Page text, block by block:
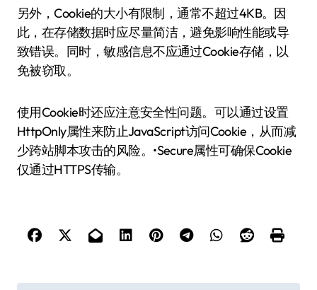
另外，Cookie的大小有限制，通常不超过4KB。因
此，在存储数据时应尽量简洁，避免影响性能或导
致错误。同时，敏感信息不应通过Cookie存储，以
免被窃取。
使用Cookie时还应注意安全性问题。可以通过设置
HttpOnly属性来防止JavaScript访问Cookie，从而减
少跨站脚本攻击的风险。•Secure属性可确保Cookie
仅通过HTTPS传输。